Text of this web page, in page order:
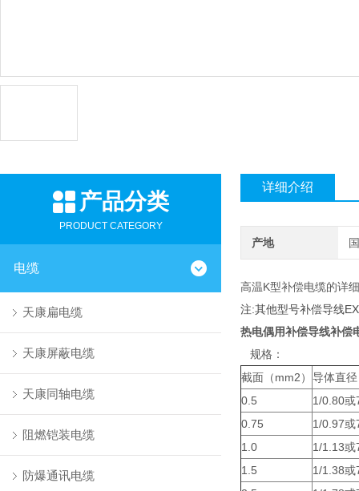
产品分类
PRODUCT CATEGORY
电缆
天康扁电缆
天康屏蔽电缆
天康同轴电缆
阻燃铠装电缆
防爆通讯电缆
详细介绍
产地
高温K型补偿电缆的详
注:其他型号补偿导线
热电偶用补偿导线补偿
规格：
截面（mm2） 导体直
0.5
1/0.80或
0.75
1/0.97或
1.0
1/1.13或
1.5
1/1.38或